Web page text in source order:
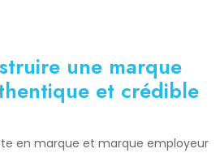
une marque
et crédible
en marque et marque employeur